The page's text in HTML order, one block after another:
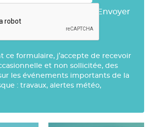
Envoyer
ce formulaire, j’accepte de recevoir
et non sollicitée, des
les événements importants de la
: travaux, alertes météo,